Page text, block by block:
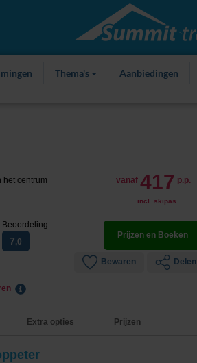
Thema's Aanbiedingen
het centrum
vanaf 417 p.p.
incl. skipas
Prijzen en Boeken
Bewaren Delen
Beoordeling:
7,0
Extra opties Prijzen